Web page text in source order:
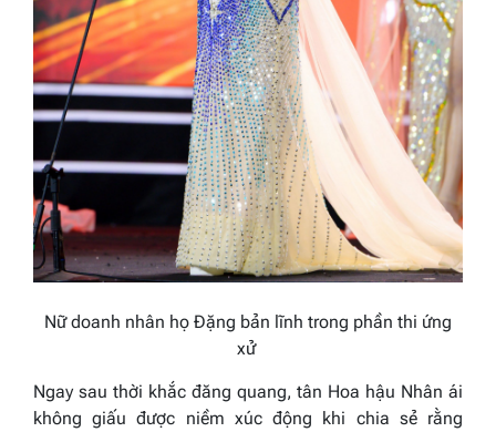
Nữ doanh nhân họ Đặng bản lĩnh trong phần thi ứng
xử
Ngay sau thời khắc đăng quang, tân Hoa hậu Nhân ái
không giấu được niềm xúc động khi chia sẻ rằng